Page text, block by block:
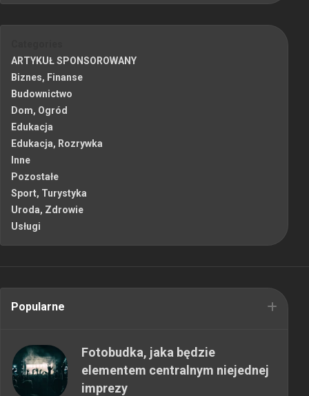
ARTYKUŁ SPONSOROWANY
Biznes, Finanse
Budownictwo
Dom, Ogród
Edukacja
Edukacja, Rozrywka
Inne
Pozostałe
Sport, Turystyka
Uroda, Zdrowie
Usługi
Popularne
Fotobudka, jaka będzie
elementem centralnym niejednej
imprezy